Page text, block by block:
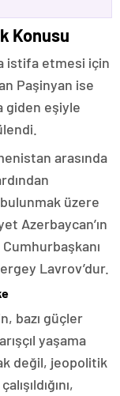
Konusu
istifa etmesi için
Paşinyan ise
giden eşiyle
arasında
üzere
Azerbaycan’ın
Lavrov’dur.
bazı güçler
yaşama
değil, jeopolitik